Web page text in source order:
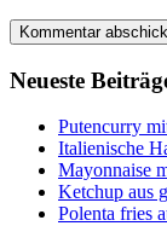
Neueste
Putencurry
Italienische
Mayonnaise
Ketchup aus
Polenta fries